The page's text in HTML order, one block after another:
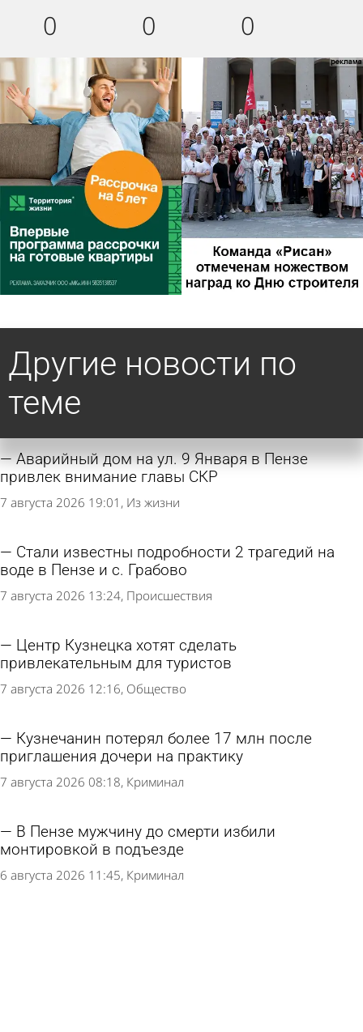
0 0 0
Другие новости по
теме
Аварийный дом на ул. 9 Января в Пензе
привлек внимание главы СКР
7 августа 2026 19:01 Из жизни
Стали известны подробности 2 трагедий на
воде в Пензе и с. Грабово
7 августа 2026 13:24 Происшествия
Центр Кузнецка хотят сделать
привлекательным для туристов
7 августа 2026 12:16 Общество
Кузнечанин потерял более 17 млн после
приглашения дочери на практику
7 августа 2026 08:18 Криминал
В Пензе мужчину до смерти избили
монтировкой в подъезде
6 августа 2026 11:45 Криминал